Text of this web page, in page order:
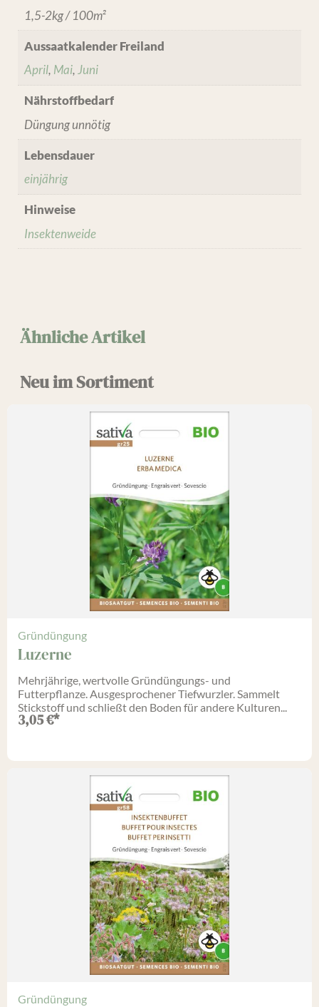
1,5-2kg / 100m²
Aussaatkalender Freiland
April, Mai,Juni
Nährstoffbedarf
Düngung unnötig
Lebensdauer
einjährig
Hinweise
Insektenweide
Ähnliche Artikel
Neu im Sortiment
Gründüngung
Luzerne
Mehrjährige, wertvolle Gründüngungs- und
Futterpflanze. Ausgesprochener Tiefwurzler. Sammelt
Stickstoff und schließt den Boden für andere Kulturen...
3,05€*
Gründüngung